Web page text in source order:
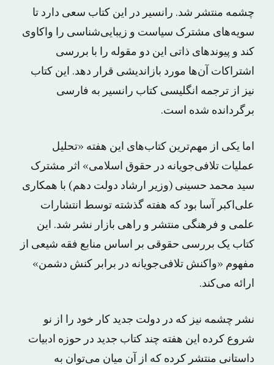
چشمه منتشر شد. رانسیر در این کتاب سعی دارد تا
سویه‌های مشترک سیاست و زیبایی‌شناسی را واکاوی
کند و پیوندهای ذاتی این دو مقوله را با بررسی
اشتراکات آن‌ها مورد بازاندیشی قرار دهد. این کتاب
نیز از ترجمه انگلیسی کتاب رانسیر به فارسی
برگردانده شده است.
اما یکی از مهم‌ترین کتاب‌های این هفته «تحلیل
عملیات تلافی‌جویانه در حقوق اسلامی» اثر مشترک
سید محمد حسینی (وزیر ارشاد دولت دهم) با همکاری
علی‌اکبر آسا بود که هفته گذشته توسط انتشارات
علمی و فرهنگی منتشر و راهی بازار نشر شد. این
کتاب یک بررسی حقوقی بر اساس منابع فقه شیعی از
مفهوم «واکنش تلافی‌جویانه در برابر کنش دشمن»
ارائه می‌کند.
نشر چشمه نیز که در دولت جدید کار خود را از نو
شروع کرده این هفته چند کتاب جدید در حوزه ادبیات
داستانی منتشر کرده که از آن میان می‌توان به